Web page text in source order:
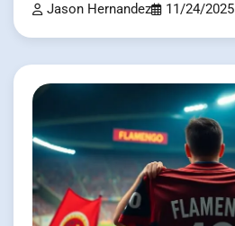
Jason Hernandez 11/24/2025